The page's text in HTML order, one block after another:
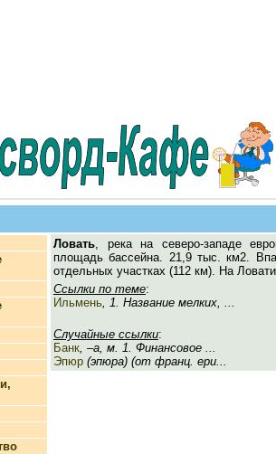
Ловать, река на северо-западе
площадь бассейна. 21,9 тыс. км2.
отдельных участках (112 км). На
Ссылки по теме:
Ильмень, 1. Название мелких, ...
Случайные ссылки:
Банк, –а, м. 1. Финансовое ...
Эпюр (эпюра) (от франц. epu...